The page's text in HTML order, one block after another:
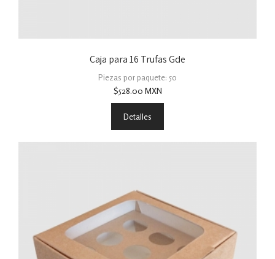
Caja para 16 Trufas Gde
Piezas por paquete: 50
$528.00 MXN
Detalles